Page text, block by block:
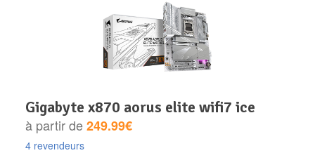
gigabyte x870 aorus elite wifi7 ice
à partir de249.99€
4 revendeurs